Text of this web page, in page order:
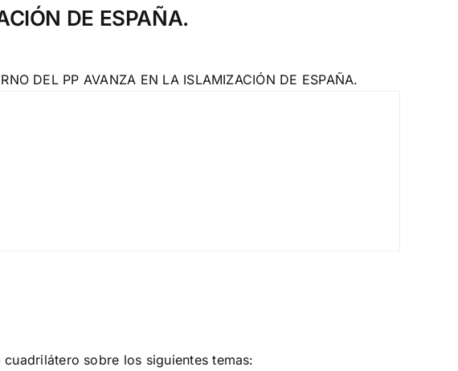
DE ESPAÑA.
DEL PP AVANZA EN LA ISLAMIZACIÓN DE ESPAÑA.
sobre los siguientes temas: